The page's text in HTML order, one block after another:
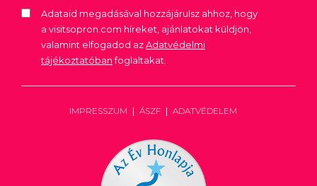
Adataid megadásával hozzájárulsz ahhoz, hogy
a visitsopron.com híreket, ajánlatokat küldjön,
valamint elfogadod azAdatvédelmi
tájékoztatóbanfoglaltakat.
IMPRESSZUM ÁSZF ADATVÉDELEM